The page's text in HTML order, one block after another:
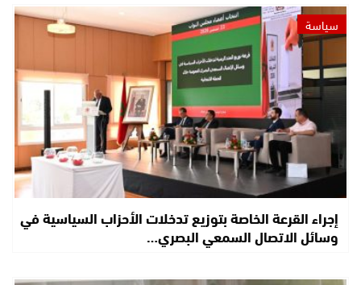
سياسة
إجراء القرعة الخاصة بتوزيع تدخلات الأحزاب السياسية في
وسائل الاتصال السمعي البصري…